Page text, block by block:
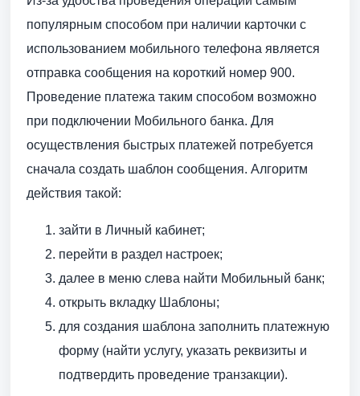
популярным способом при наличии карточки с
использованием мобильного телефона является
отправка сообщения на короткий номер 900.
Проведение платежа таким способом возможно
при подключении Мобильного банка. Для
осуществления быстрых платежей потребуется
сначала создать шаблон сообщения. Алгоритм
действия такой:
зайти в Личный кабинет;
перейти в раздел настроек;
далее в меню слева найти Мобильный банк;
открыть вкладку Шаблоны;
для создания шаблона заполнить платежную
форму (найти услугу, указать реквизиты и
подтвердить проведение транзакции).